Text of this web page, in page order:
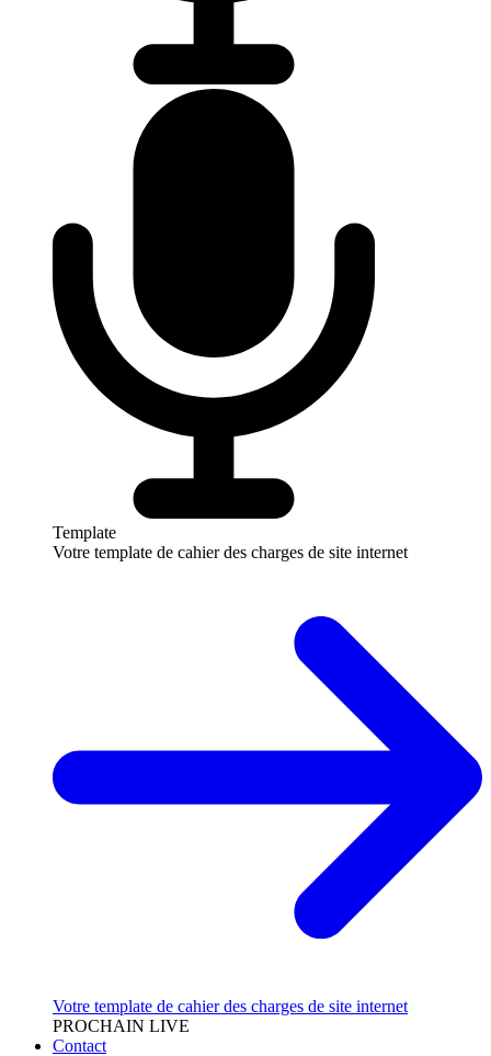
Template
Votre template de cahier des charges de site internet
Votre template de cahier des charges de site internet
PROCHAIN LIVE
Contact